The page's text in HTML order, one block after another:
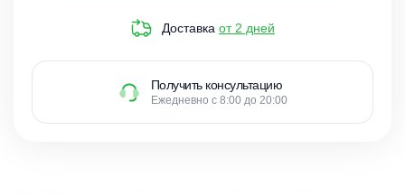
Доставка от 2 дней
Получить консультацию
Ежедневно с 8:00 до 20:00